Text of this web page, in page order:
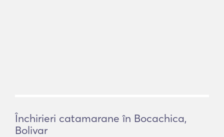
Închirieri catamarane în Bocachica,
Bolivar